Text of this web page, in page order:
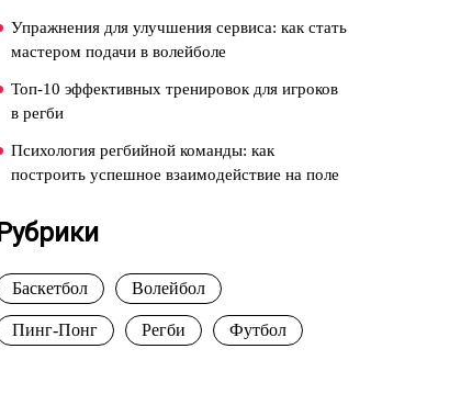
Упражнения для улучшения сервиса: как стать
мастером подачи в волейболе
Топ-10 эффективных тренировок для игроков
в регби
Психология регбийной команды: как
построить успешное взаимодействие на поле
Рубрики
Баскетбол Волейбол
Пинг-Понг Регби Футбол